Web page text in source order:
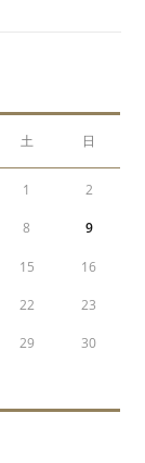
土 日
1 2
8 9
15 16
22 23
29 30